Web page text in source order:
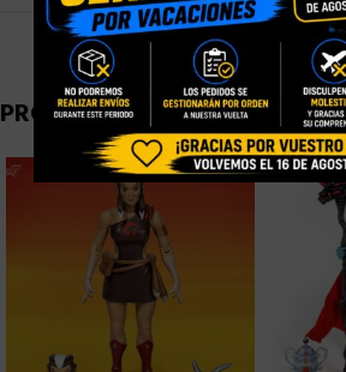
PRODUCTOS RELACIONADOS